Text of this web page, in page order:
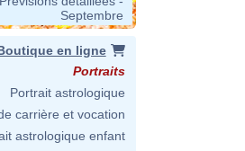
Septembre
en ligne
Portraits
Portrait astrologique
carrière et vocation
astrologique enfant